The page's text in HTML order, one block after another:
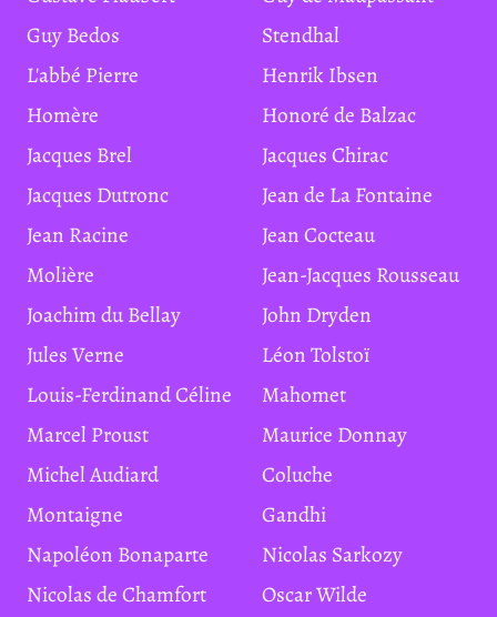
Guy Bedos
Stendhal
L'abbé Pierre
Henrik Ibsen
Homère
Honoré de Balzac
Jacques Brel
Jacques Chirac
Jacques Dutronc
Jean de La Fontaine
Jean Racine
Jean Cocteau
Molière
Jean-Jacques Rousseau
Joachim du Bellay
John Dryden
Jules Verne
Léon Tolstoï
Louis-Ferdinand Céline
Mahomet
Marcel Proust
Maurice Donnay
Michel Audiard
Coluche
Montaigne
Gandhi
Napoléon Bonaparte
Nicolas Sarkozy
Nicolas de Chamfort
Oscar Wilde